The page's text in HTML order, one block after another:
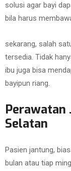
solusi agar bayi
bila harus
sekarang, salah
tersedia. Tidak
ibu juga bisa
bayipun riang.
Perawatan
Selatan
Pasien jantung,
bulan atau tiap